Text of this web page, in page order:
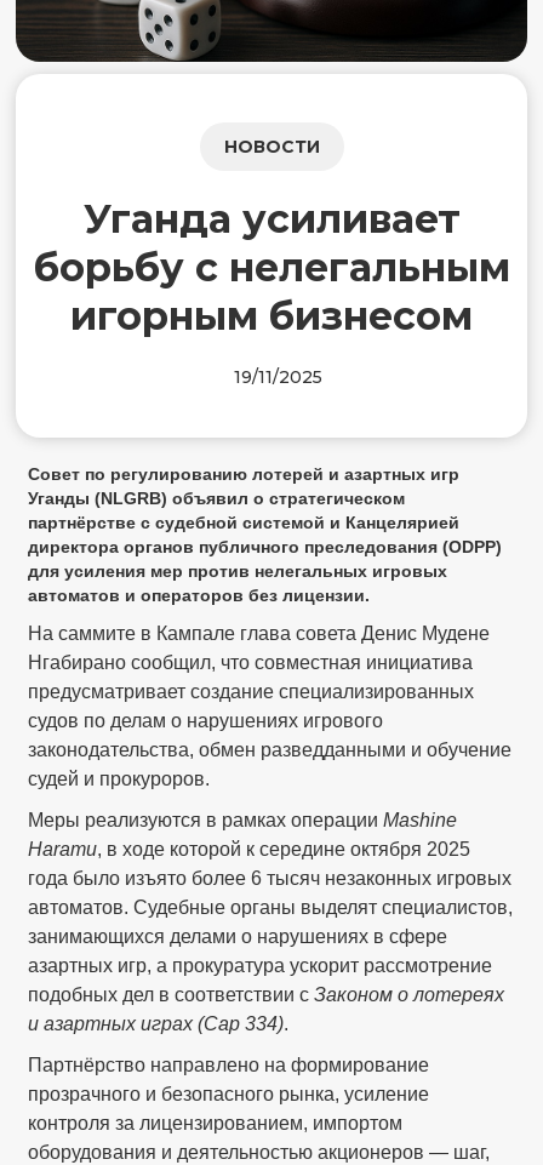
НОВОСТИ
Уганда усиливает
борьбу с нелегальным
игорным бизнесом
19/11/2025
Совет по регулированию лотерей и азартных игр
Уганды (NLGRB) объявил о стратегическом
партнёрстве с судебной системой и Канцелярией
директора органов публичного преследования (ODPP)
для усиления мер против нелегальных игровых
автоматов и операторов без лицензии.
На саммите в Кампале глава совета Денис Мудене
Нгабирано сообщил, что совместная инициатива
предусматривает создание специализированных
судов по делам о нарушениях игрового
законодательства, обмен разведданными и обучение
судей и прокуроров.
Меры реализуются в рамках операцииMashine
Haramu, в ходе которой к середине октября 2025
года было изъято более 6 тысяч незаконных игровых
автоматов. Судебные органы выделят специалистов,
занимающихся делами о нарушениях в сфере
азартных игр, а прокуратура ускорит рассмотрение
подобных дел в соответствии сЗаконом о лотереях
и азартных играх (Cap 334).
Партнёрство направлено на формирование
прозрачного и безопасного рынка, усиление
контроля за лицензированием, импортом
оборудования и деятельностью акционеров — шаг,